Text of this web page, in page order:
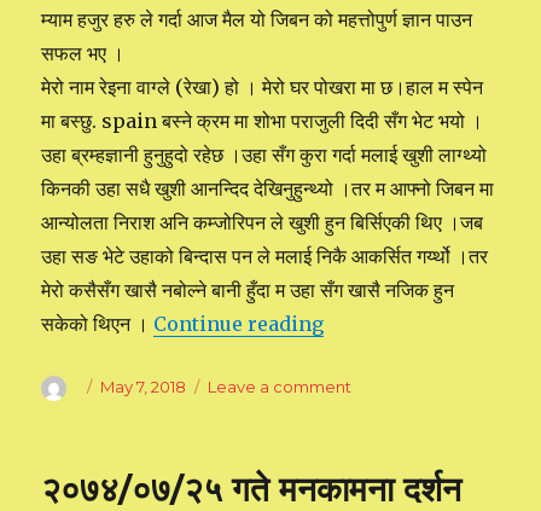
म्याम हजुर हरु ले गर्दा आज मैल यो जिबन को महत्तोपुर्ण ज्ञान पाउन
सफल भए ।
मेरो नाम रेइना वाग्ले (रेखा) हो । मेरो घर पोखरा मा छ।हाल म स्पेन
मा बस्छु. spain बस्ने क्रम मा शोभा पराजुली दिदी सँग भेट भयो ।
उहा ब्रम्हज्ञानी हुनुहुदो रहेछ ।उहा सँग कुरा गर्दा मलाई खुशी लाग्थ्यो
किनकी उहा सधै खुशी आनन्दिद देखिनुहुन्थ्यो ।तर म आफ्नो जिबन मा
आन्योलता निराश अनि कम्जोरिपन ले खुशी हुन बिर्सिएकी थिए ।जब
उहा सङ भेटे उहाको बिन्दास पन ले मलाई निकै आकर्सित गर्य्थो ।तर
मेरो कसैसँग खासै नबोल्ने बानी हुँदा म उहा सँग खासै नजिक हुन
सकेको थिएन । Continue reading
Author
Posted
May 7, 2018 Leave a comment
पहिले
२०७४/०७/२५ गते मनकामना दर्शन